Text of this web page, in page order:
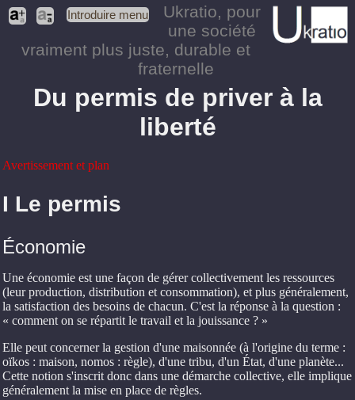
Introduire menu Ukratio, pour
une société
vraiment plus juste, durable et
fraternelle
Du permis de priver à la
liberté
Avertissement et plan
I Le permis
Économie
Une économie est une façon de gérer collectivement les ressources
(leur production, distribution et consommation), et plus généralement,
la satisfaction des besoins de chacun. C'est la réponse à la question :
« comment on se répartit le travail et la jouissance ? »
Elle peut concerner la gestion d'une maisonnée (à l'origine du terme :
oïkos : maison, nomos : règle), d'une tribu, d'un État, d'une planète...
Cette notion s'inscrit donc dans une démarche collective, elle implique
généralement la mise en place de règles.